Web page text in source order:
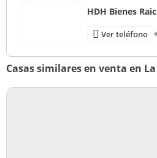
HDH Bienes
Ver teléfono
Casas similares en venta en